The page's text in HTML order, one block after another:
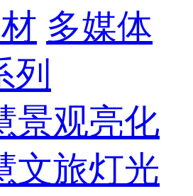
多媒体
列
景观亮化
文旅灯光